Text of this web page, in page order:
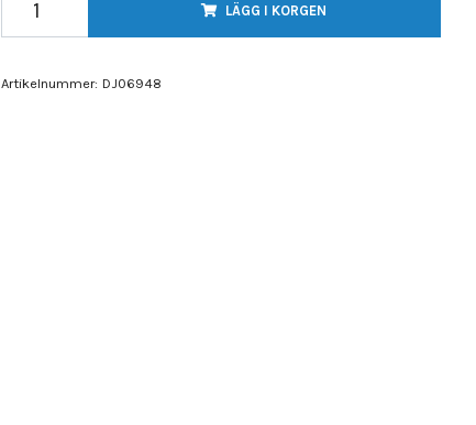
LÄGG I KORGEN
Artikelnummer: DJ06948